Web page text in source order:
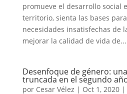
promueve el desarrollo social
territorio, sienta las bases
necesidades insatisfechas de
mejorar la calidad de vida de...
Desenfoque de género:
truncada en el segundo
por Cesar Vélez | Oct 1, 2020|